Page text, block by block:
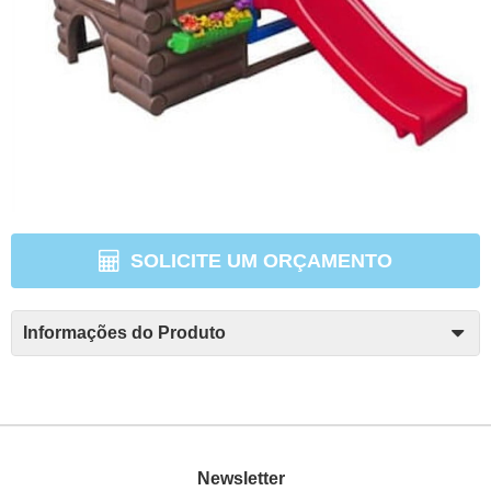
SOLICITE UM ORÇAMENTO
Informações do Produto
Newsletter